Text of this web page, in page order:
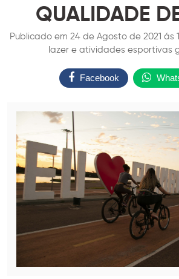
QUALIDADE
Publicado em 24 de Agosto de 2021 ás
lazer e atividades esportivas
Facebook